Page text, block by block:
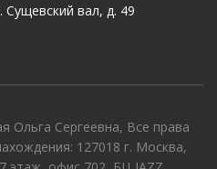
Сущевский вал, д. 49
Сергеевна, Все права
127018 г. Москва,